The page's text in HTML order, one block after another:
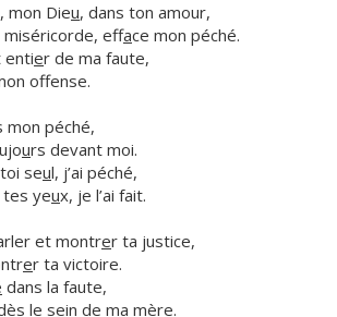
mon Dieu, dans ton amour,
efface mon péché.
entier de ma faute,
offense.
mon péché,
urs devant moi.
seul, j’ai péché,
tes yeux, je l’ai fait.
et montrer ta justice,
er ta victoire.
dans la faute,
le sein de ma mère.